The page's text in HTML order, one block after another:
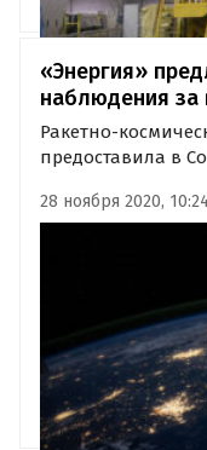
«Энергия»
наблюдения за
Ракетно-
предоставила в
разместить на
28 ноября 2020, 10:24